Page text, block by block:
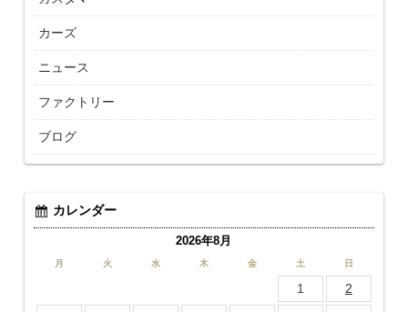
カーズ
ニュース
ファクトリー
ブログ
カレンダー
2026年8月
月 火 水 木 金 土 日
1
2